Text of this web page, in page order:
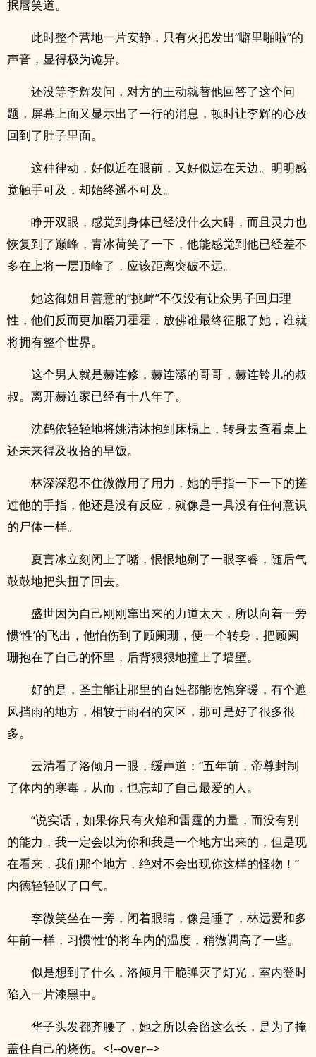
抿唇笑道。
此时整个营地一片安静，只有火把发出“噼里啪啦”的
声音，显得极为诡异。
还没等李辉发问，对方的王动就替他回答了这个问
题，屏幕上面又显示出了一行的消息，顿时让李辉的心放
回到了肚子里面。
这种律动，好似近在眼前，又好似远在天边。明明感
觉触手可及，却始终遥不可及。
睁开双眼，感觉到身体已经没什么大碍，而且灵力也
恢复到了巅峰，青冰荷笑了一下，他能感觉到他已经差不
多在上将一层顶峰了，应该距离突破不远。
她这御姐且善意的“挑衅”不仅没有让众男子回归理
性，他们反而更加磨刀霍霍，放佛谁最终征服了她，谁就
将拥有整个世界。
这个男人就是赫连修，赫连潆的哥哥，赫连铃儿的叔
叔。离开赫连家已经有十八年了。
沈鹤依轻轻地将姚清沐抱到床榻上，转身去查看桌上
还未来得及收拾的早饭。
林深深忍不住微微用了用力，她的手指一下一下的搓
过他的手指，他还是没有反应，就像是一具没有任何意识
的尸体一样。
夏言冰立刻闭上了嘴，恨恨地剜了一眼李睿，随后气
鼓鼓地把头扭了回去。
盛世因为自己刚刚窜出来的力道太大，所以向着一旁
惯‘性’的飞出，他怕伤到了顾阑珊，便一个转身，把顾阑
珊抱在了自己的怀里，后背狠狠地撞上了墙壁。
好的是，圣主能让那里的百姓都能吃饱穿暖，有个遮
风挡雨的地方，相较于雨召的灾区，那可是好了很多很
多。
云清看了洛倾月一眼，缓声道：“五年前，帝尊封制
了体内的寒毒，从而，也忘却了自己最爱的人。
“说实话，如果你只有火焰和雷霆的力量，而没有别
的能力，我一定会以为你和我是一个地方出来的，但是现
在看来，我们那个地方，绝对不会出现你这样的怪物！”
内德轻轻叹了口气。
李微笑坐在一旁，闭着眼睛，像是睡了，林远爱和多
年前一样，习惯‘性’的将车内的温度，稍微调高了一些。
似是想到了什么，洛倾月干脆弹灭了灯光，室内登时
陷入一片漆黑中。
华子头发都齐腰了，她之所以会留这么长，是为了掩
盖住自己的烧伤。<!--over-->